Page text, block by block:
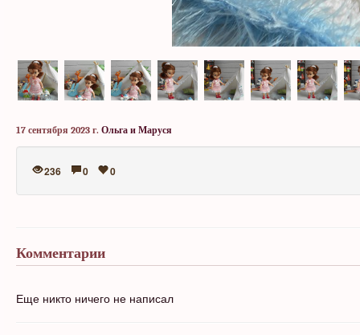
17 сентября 2023 г. Ольга и Маруся
236 0 0
Комментарии
Еще никто ничего не написал